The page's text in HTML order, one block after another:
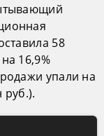
58
16,9%
упали на
руб.).